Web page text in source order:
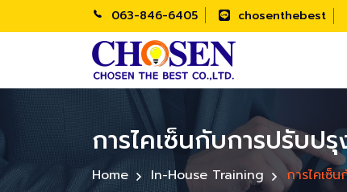
063-846-6405 chosenthebest
การไคเซ็นกับการปรับป
Home In-House Training การไคเซ็